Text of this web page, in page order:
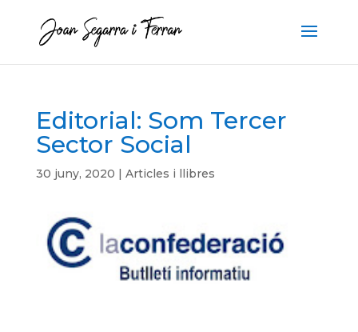
Editorial: Som Tercer
Sector Social
30 juny, 2020 | Articles i llibres